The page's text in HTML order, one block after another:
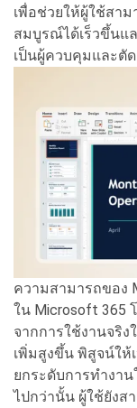
เพื่อช่วยให้ผู้ใช้สาม
สมบูรณ์ได้เร็วขึ้นแ
เป็นผู้ควบคุมและตั
ความสามารถของ
ใน Microsoft 365
จากการใช้งานจริง
เพิ่มสูงขึ้น พิสูจน์ให้
ยกระดับการทำงาน
ไปกว่านั้น ผู้ใช้ยังส